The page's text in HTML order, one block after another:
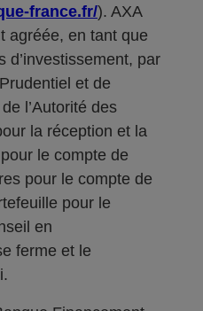
france.fr/). AXA
agréée, en tant que
d’investissement, par
et de
l’Autorité des
la réception et la
le compte de
pour le compte de
pour le
en
ferme et le